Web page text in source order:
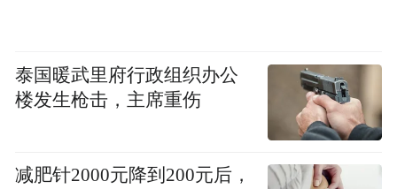
泰国暖武里府行政组织办公
楼发生枪击，主席重伤
减肥针2000元降到200元后，